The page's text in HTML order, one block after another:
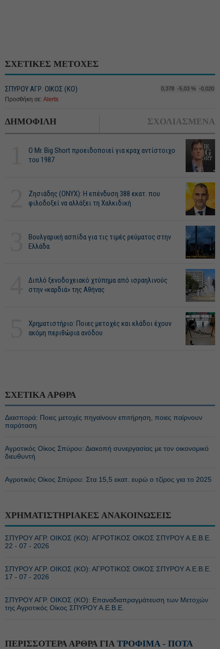
ΣΧΕΤΙΚΕΣ ΜΕΤΟΧΕΣ
ΣΠΥΡΟΥ ΑΓΡ. ΟΙΚΟΣ (ΚΟ) 0,378 -5,03 % -0,020
Προσθήκη σε: Alerts
ΔΗΜΟΦΙΛΗ ΣΧΟΛΙΑΣΜΕΝΑ
O Mr. Big Short προειδοποιεί για κραχ αντίστοιχο
του 1987
Ζησιάδης (ONYX): Η επένδυση 388 εκατ. που
φιλοδοξεί να αλλάξει τη Χαλκιδική
Βουλγαρική ασπίδα για τις τιμές ρεύματος στην
Ελλάδα
Διπλό ξενοδοχειακό χτύπημα από ισραηλινούς
στην «καρδιά» της Αθήνας
Χρηματιστήριο: Ποιες μετοχές και κλάδοι έχουν
ακόμη περιθώρια ανόδου
ΣΧΕΤΙΚΑ ΑΡΘΡΑ
Διασπορά: Ποιες μετοχές πηγαίνουν επιτήρηση, ποιες παίρνουν
παράταση
Αγροτικός Οίκος Σπύρου: Διακοπή συνεργασίας με τον οικονομικό
διευθυντή
Αγροτικός Οίκος Σπύρου: Στα 15,5 εκατ. ευρώ ο τζίρος για το 2025
ΧΡΗΜΑΤΙΣΤΗΡΙΑΚΕΣ ΑΝΑΚΟΙΝΩΣΕΙΣ
ΣΠΥΡΟΥ ΑΓΡ. ΟΙΚΟΣ (ΚΟ): ΑΓΡΟΤΙΚΟΣ ΟΙΚΟΣ ΣΠΥΡΟΥ Α.Ε.Β.Ε.
22 - 07 - 2026
ΣΠΥΡΟΥ ΑΓΡ. ΟΙΚΟΣ (ΚΟ): ΑΓΡΟΤΙΚΟΣ ΟΙΚΟΣ ΣΠΥΡΟΥ Α.Ε.Β.Ε.
17 - 07 - 2026
ΣΠΥΡΟΥ ΑΓΡ. ΟΙΚΟΣ (ΚΟ): Επαναδιαπραγμάτευση των Μετοχών
της Αγροτικός Οίκος ΣΠΥΡΟΥ Α.Ε.Β.Ε.
ΠΕΡΙΣΣΟΤΕΡΑ ΑΡΘΡΑ ΓΙΑ ΤΡΟΦΙΜΑ - ΠΟΤΑ